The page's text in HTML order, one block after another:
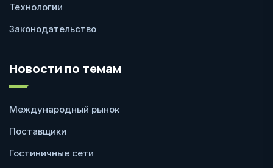
Технологии
Законодательство
Новости по темам
Международный рынок
Поставщики
Гостиничные сети